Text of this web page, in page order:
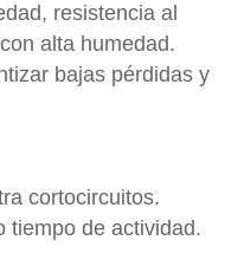
resistencia al
alta humedad.
bajas pérdidas y
cortocircuitos.
tiempo de actividad.